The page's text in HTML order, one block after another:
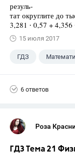
резуль-
тат округлите до
3,281 ∙ 0,57 +
15 июля 2017
ГДЗ
6 ответов
Роза
ГДЗ Тема 21